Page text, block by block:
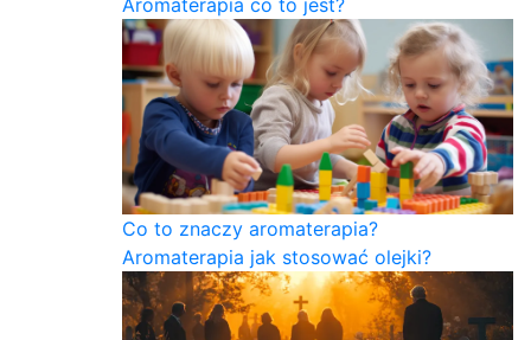
Aromaterapia co to jest?
Co to znaczy aromaterapia?
Aromaterapia jak stosować olejki?